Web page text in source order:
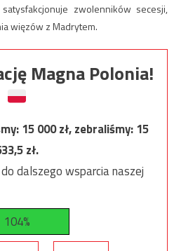
zwolenników secesji,
więzów z Madrytem.
Magna Polonia!
15 000zł, zebraliśmy:15
zł.
dalszego wsparcia naszej
104%